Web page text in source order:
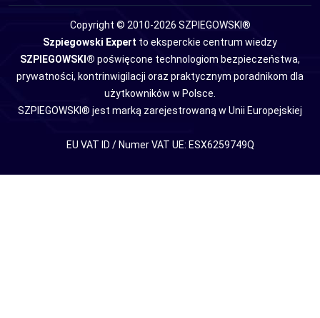
Copyright © 2010-2026 SZPIEGOWSKI®
Szpiegowski Expert to eksperckie centrum wiedzy
SZPIEGOWSKI® poświęcone technologiom bezpieczeństwa,
prywatności, kontrinwigilacji oraz praktycznym poradnikom dla
użytkowników w Polsce.
SZPIEGOWSKI® jest marką zarejestrowaną w Unii Europejskiej
EU VAT ID / Numer VAT UE: ESX6259749Q